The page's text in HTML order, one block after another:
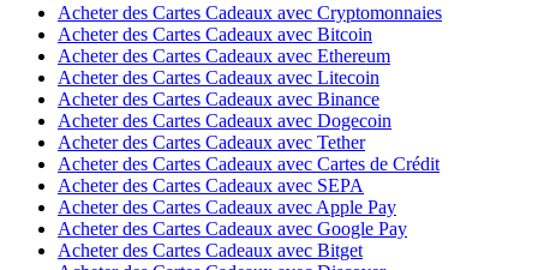
Acheter des Cartes Cadeaux avec Cryptomonnaies
Acheter des Cartes Cadeaux avec Bitcoin
Acheter des Cartes Cadeaux avec Ethereum
Acheter des Cartes Cadeaux avec Litecoin
Acheter des Cartes Cadeaux avec Binance
Acheter des Cartes Cadeaux avec Dogecoin
Acheter des Cartes Cadeaux avec Tether
Acheter des Cartes Cadeaux avec Cartes de Crédit
Acheter des Cartes Cadeaux avec SEPA
Acheter des Cartes Cadeaux avec Apple Pay
Acheter des Cartes Cadeaux avec Google Pay
Acheter des Cartes Cadeaux avec Bitget